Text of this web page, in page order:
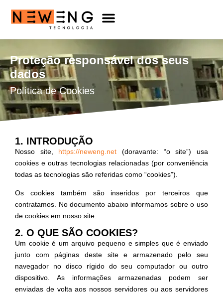
Proteção responsável dos seus
dados
Política de Cookies
1. INTRODUÇÃO
Nosso site, https://neweng.net (doravante: “o site”) usa
cookies e outras tecnologias relacionadas (por conveniência
todas as tecnologias são referidas como “cookies”).
Os cookies também são inseridos por terceiros que
contratamos. No documento abaixo informamos sobre o uso
de cookies em nosso site.
2. O QUE SÃO COOKIES?
Um cookie é um arquivo pequeno e simples que é enviado
junto com páginas deste site e armazenado pelo seu
navegador no disco rígido do seu computador ou outro
dispositivo. As informações armazenadas podem ser
enviadas de volta aos nossos servidores ou aos servidores